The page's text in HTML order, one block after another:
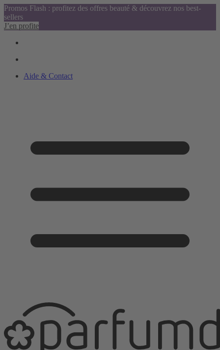
Promos Flash : profitez des offres beauté & découvrez nos best-
sellers
J’en profite
Aide & Contact